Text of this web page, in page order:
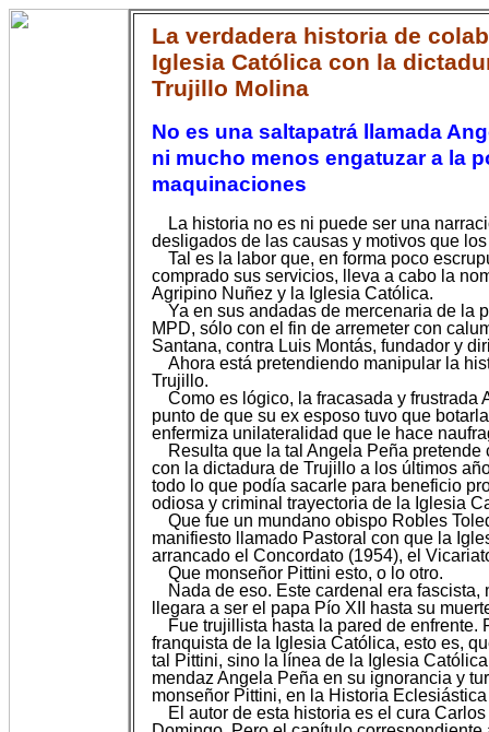
La verdadera historia de
Iglesia Católica con la
Trujillo Molina
No es una saltapatrá llamada
ni mucho menos engatuzar a la
maquinaciones
La historia no es ni puede ser una
desligados de las causas y motivos que
Tal es la labor que, en forma poco
comprado sus servicios, lleva a cabo la
Agripino Nuñez y la Iglesia Católica.
Ya en sus andadas de mercenaria de la
MPD, sólo con el fin de arremeter con
Santana, contra Luis Montás, fundador y
Ahora está pretendiendo manipular la
Trujillo.
Como es lógico, la fracasada y frustrada
punto de que su ex esposo tuvo que
enfermiza unilateralidad que le hace
Resulta que la tal Angela Peña
con la dictadura de Trujillo a los últimos
todo lo que podía sacarle para beneficio
odiosa y criminal trayectoria de la Iglesia
Que fue un mundano obispo Robles
manifiesto llamado Pastoral con que la
arrancado el Concordato (1954), el
Que monseñor Pittini esto, o lo otro.
Nada de eso. Este cardenal era
llegara a ser el papa Pío XII hasta su
Fue trujillista hasta la pared de
franquista de la Iglesia Católica, esto es,
tal Pittini, sino la línea de la Iglesia
mendaz Angela Peña en su ignorancia y
monseñor Pittini, en la Historia
El autor de esta historia es el cura